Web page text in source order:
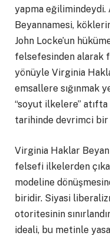
yapma
Beyannamesi,
John Locke’un
felsefesinden alarak
yönüyle Virginia
emsallere sığınmak
“soyut ilkelere” atıfta
tarihinde devrimci
Virginia Haklar
felsefi ilkelerden
modeline
biridir. Siyasi
otoritesinin
ideali, bu metinle